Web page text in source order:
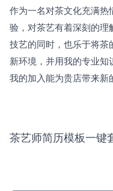
作为一名对茶文化充满
验，对茶艺有着深刻的理
技艺的同时，也乐于将茶
新环境，并用我的专业知
我的加入能为贵店带来新
茶艺师简历模板一键